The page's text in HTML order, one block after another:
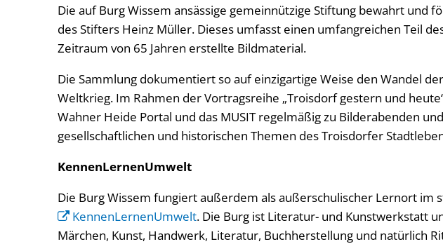
Die auf Burg Wissem ansässige gemeinnützige Stiftung bewahrt und
des Stifters Heinz Müller. Dieses umfasst einen umfangreichen Teil
Zeitraum von 65 Jahren erstellte Bildmaterial.
Die Sammlung dokumentiert so auf einzigartige Weise den Wandel
Weltkrieg. Im Rahmen der Vortragsreihe „Troisdorf gestern und
Wahner Heide Portal und das MUSIT regelmäßig zu Bilderabenden
gesellschaftlichen und historischen Themen des Troisdorfer
KennenLernenUmwelt
Die Burg Wissem fungiert außerdem als außerschulischer Lernort
KennenLernenUmwelt. Die Burg ist Literatur- und Kunstwerkstatt
Märchen, Kunst, Handwerk, Literatur, Buchherstellung und natürlich